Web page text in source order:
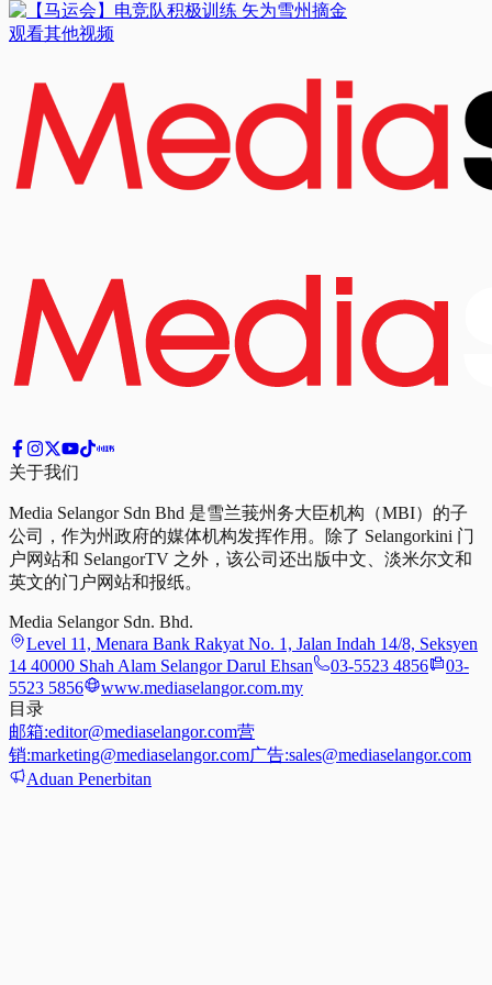
观看其他视频
关于我们
Media Selangor Sdn Bhd 是雪兰莪州务大臣机构（MBI）的子
公司，作为州政府的媒体机构发挥作用。除了 Selangorkini 门
户网站和 SelangorTV 之外，该公司还出版中文、淡米尔文和
英文的门户网站和报纸。
Media Selangor Sdn. Bhd.
Level 11, Menara Bank Rakyat No. 1, Jalan Indah 14/8, Seksyen
14 40000 Shah Alam Selangor Darul Ehsan
03-5523 4856
03-
5523 5856
www.mediaselangor.com.my
目录
邮箱:editor@mediaselangor.com营
销:marketing@mediaselangor.com广告:sales@mediaselangor.com
Aduan Penerbitan